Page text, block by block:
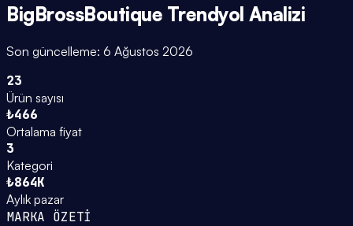
BigBrossBoutique Trendyol Analizi
Son güncelleme: 6 Ağustos 2026
23
Ürün sayısı
₺466
Ortalama fiyat
3
Kategori
₺864K
Aylık pazar
MARKA ÖZETİ